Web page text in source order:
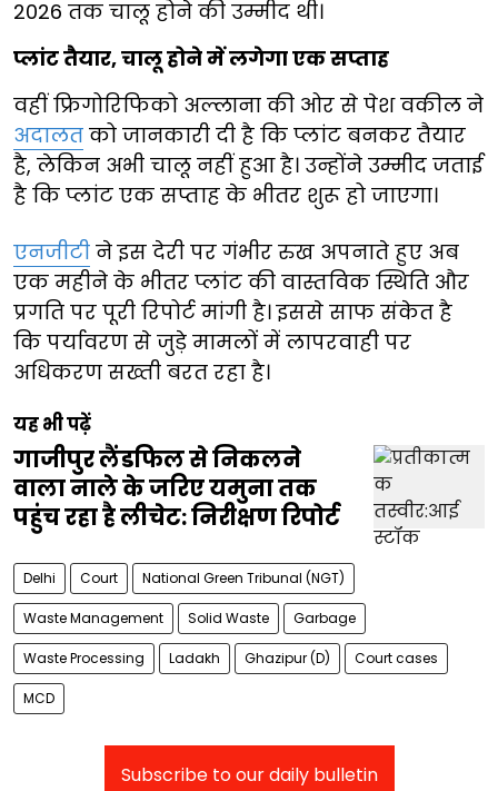
2026 तक चालू होने की उम्मीद थी।
प्लांट तैयार, चालू होने में लगेगा एक सप्ताह
वहीं फ्रिगोरिफिको अल्लाना की ओर से पेश वकील ने
अदालत को जानकारी दी है कि प्लांट बनकर तैयार
है, लेकिन अभी चालू नहीं हुआ है। उन्होंने उम्मीद जताई
है कि प्लांट एक सप्ताह के भीतर शुरू हो जाएगा।
एनजीटी ने इस देरी पर गंभीर रुख अपनाते हुए अब
एक महीने के भीतर प्लांट की वास्तविक स्थिति और
प्रगति पर पूरी रिपोर्ट मांगी है। इससे साफ संकेत है
कि पर्यावरण से जुड़े मामलों में लापरवाही पर
अधिकरण सख्ती बरत रहा है।
यह भी पढ़ें
गाजीपुर लैंडफिल से निकलने
वाला नाले के जरिए यमुना तक
पहुंच रहा है लीचेट: निरीक्षण रिपोर्ट
Delhi Court National Green Tribunal (NGT)
Waste Management Solid Waste Garbage
Waste Processing Ladakh Ghazipur (D) Court cases
MCD
Subscribe to our daily bulletin